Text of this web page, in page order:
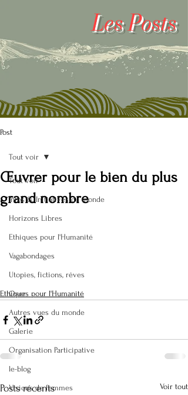
LesPosts
Post
Tout voir
Infos & Initiatives du monde
Horizons Libres
Ethiques pour l'Humanité
Vagabondages
Utopies, fictions, rêves
Oser
Autres vues du monde
Galerie
Organisation Participative
le-blog
Visions de femmes
Tout voir
Œuvrer pour le bien du plus
grand nombre
Ethiques pour l'Humanité
Posts récents Voir tout